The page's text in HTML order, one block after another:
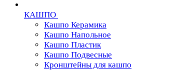
КАШПО
Кашпо Керамика
Кашпо Напольное
Кашпо Пластик
Кашпо Подвесные
Кронштейны для кашпо